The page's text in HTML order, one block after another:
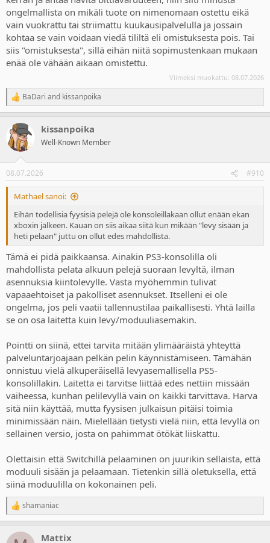
ongelmallista on mikäli tuote on nimenomaan ostettu eikä
vain vuokrattu tai striimattu kuukausipalvelulla ja jossain
kohtaa se vain voidaan viedä tililtä eli omistuksesta pois. Tai
siis "omistuksesta", sillä eihän niitä sopimustenkaan mukaan
enää ole vähään aikaan omistettu.
Viimeksi muokattu: 08.07.2026
R
e
c
t
i
s
:
BaDari and kissanpoika
kissanpoika
Well-Known Member
08.07.2026 #910
Mathael sanoi:
Eihän todellisia fyysisiä pelejä ole konsoleillakaan ollut enään ekan
xboxin jälkeen. Kauan on siis aikaa siitä kun mikään "levy sisään ja
heti pelaan" juttu on ollut edes mahdollista.
Tämä ei pidä paikkaansa. Ainakin PS3-konsolilla oli
mahdollista pelata alkuun pelejä suoraan levyltä, ilman
asennuksia kiintolevylle. Vasta myöhemmin tulivat
vapaaehtoiset ja pakolliset asennukset. Itselleni ei ole
ongelma, jos peli vaatii tallennustilaa paikallisesti. Yhtä lailla
se on osa laitetta kuin levy/moduuliasemakin.
Pointti on siinä, ettei tarvita mitään ylimääräistä yhteyttä
palveluntarjoajaan pelkän pelin käynnistämiseen. Tämähän
onnistuu vielä alkuperäisellä levyasemallisella PS5-
konsolillakin. Laitetta ei tarvitse liittää edes nettiin missään
vaiheessa, kunhan pelilevyllä vain on kaikki tarvittava. Harva
sitä niin käyttää, mutta fyysisen julkaisun pitäisi toimia
minimissään näin. Mielellään tietysti vielä niin, että levyllä on
sellainen versio, josta on pahimmat ötökät liiskattu.
Olettaisin että Switchillä pelaaminen on juurikin sellaista, että
moduuli sisään ja pelaamaan. Tietenkin sillä oletuksella, että
siinä moduulilla on kokonainen peli.
R
e
c
shamaniac
Mattix